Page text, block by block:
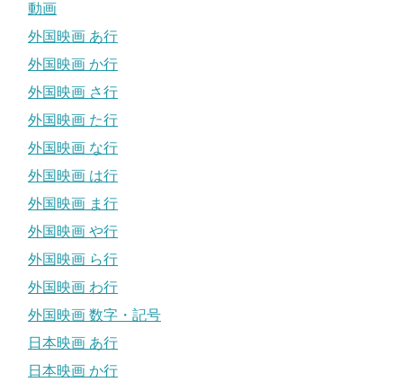
動画
外国映画 あ行
外国映画 か行
外国映画 さ行
外国映画 た行
外国映画 な行
外国映画 は行
外国映画 ま行
外国映画 や行
外国映画 ら行
外国映画 わ行
外国映画 数字・記号
日本映画 あ行
日本映画 か行